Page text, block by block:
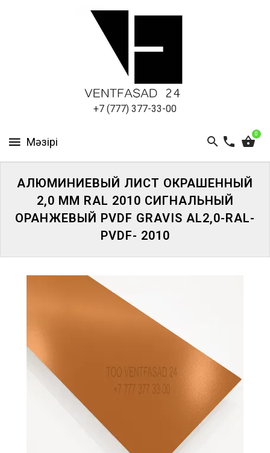
+7 (777) 377-33-00
0
ПАНЕЛИ
АЛЮМИНИЕВЫЙ ЛИСТ ОКРАШЕННЫЙ
2,0 ММ RAL 2010 СИГНАЛЬНЫЙ
ОРАНЖЕВЫЙ PVDF GRAVIS AL2,0-RAL-
PVDF- 2010